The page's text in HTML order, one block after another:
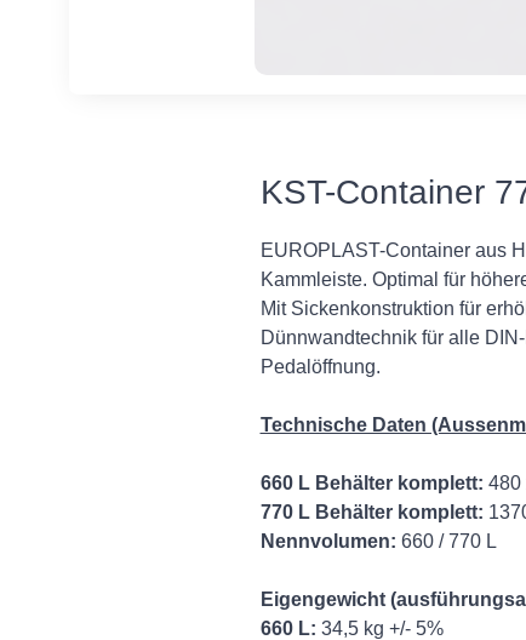
KST-Container
EUROPLAST-Container aus
Kammleiste. Optimal für
Mit Sickenkonstruktion für
Dünnwandtechnik für alle
Pedalöffnung.
Technische Daten
660 L Behälter komplett: 480
770 L Behälter komplett:
Nennvolumen: 660 / 770 L
Eigengewicht
660 L: 34,5 kg +/- 5%